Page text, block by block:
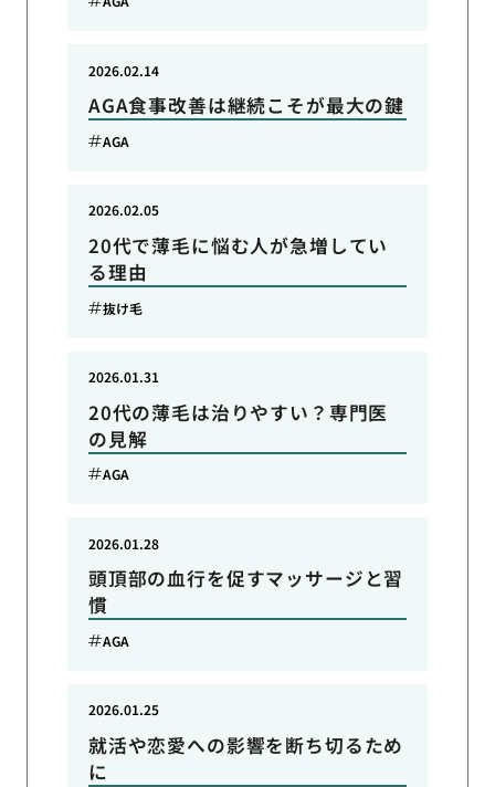
AGA食事改善は継続こそが最大の鍵
2026.02.14
AGA
20代で薄毛に悩む人が急増してい
る理由
2026.02.05
抜け毛
20代の薄毛は治りやすい？専門医
の見解
2026.01.31
AGA
頭頂部の血行を促すマッサージと習
慣
2026.01.28
AGA
就活や恋愛への影響を断ち切るため
に
2026.01.25